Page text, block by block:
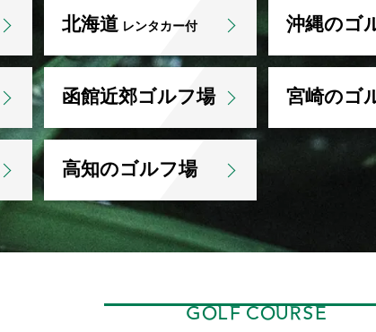
北海道レンタカー付 沖縄のゴ
函館近郊ゴルフ場 宮崎のゴ
高知のゴルフ場
GOLF COURSE